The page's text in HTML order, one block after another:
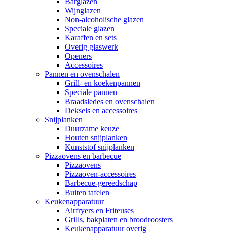
Wijnglazen
Non-alcoholische glazen
Speciale glazen
Karaffen en sets
Overig glaswerk
Openers
Accessoires
Pannen en ovenschalen
Grill- en koekenpannen
Speciale pannen
Braadsledes en ovenschalen
Deksels en accessoires
Snijplanken
Duurzame keuze
Houten snijplanken
Kunststof snijplanken
Pizzaovens en barbecue
Pizzaovens
Pizzaoven-accessoires
Barbecue-gereedschap
Buiten tafelen
Keukenapparatuur
Airfryers en Friteuses
Grills, bakplaten en broodroosters
Keukenapparatuur overig